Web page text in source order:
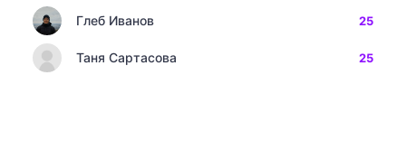
Глеб Иванов 25
Таня Сартасова 25